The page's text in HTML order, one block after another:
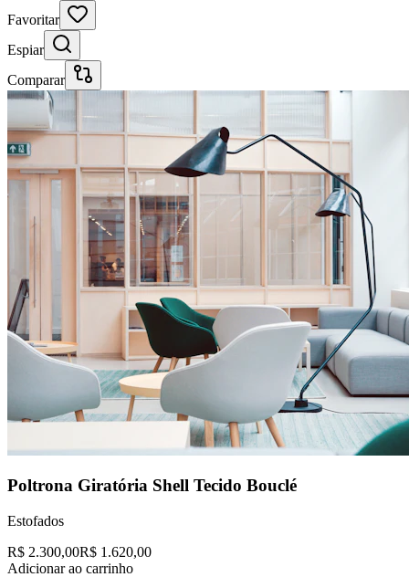
Favoritar
Espiar
Comparar
Poltrona Giratória Shell Tecido Bouclé
Estofados
R$ 2.300,00R$ 1.620,00
Adicionar ao carrinho